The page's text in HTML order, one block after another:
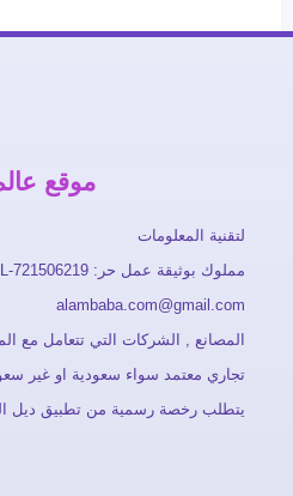
موقع
لتقنية المعلومات
alambaba.com@gmail.com
المصانع , الشركات التي تتعامل مع
تجاري معتمد سواء سعودية او غير
يتطلب رخصة رسمية من تطبيق ديل